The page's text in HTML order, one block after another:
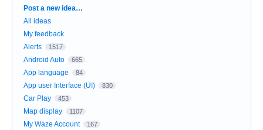
Categories
Post a new idea…
All ideas
My feedback
Alerts
1517
Android Auto 665
App language 84
App user Interface (UI) 830
Car Play 453
Map display 1107
My Waze Account 167